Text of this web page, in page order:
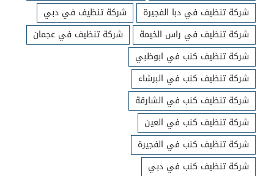
شركة تنظيف في دبا الفجيرة
شركة تنظيف في دبي
شركة تنظيف في راس الخيمة
شركة تنظيف في عجمان
شركة تنظيف كنب في ابوظبي
شركة تنظيف كنب في البرشاء
شركة تنظيف كنب في الشارقة
شركة تنظيف كنب في العين
شركة تنظيف كنب في الفجيرة
شركة تنظيف كنب في دبي